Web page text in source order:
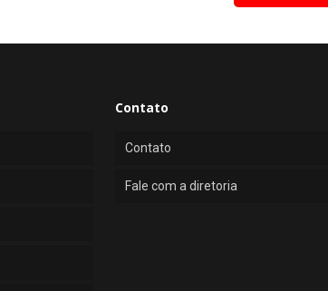
Contato
Contato
Fale com a diretoria